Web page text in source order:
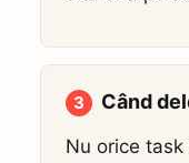
3 Când
Nu orice